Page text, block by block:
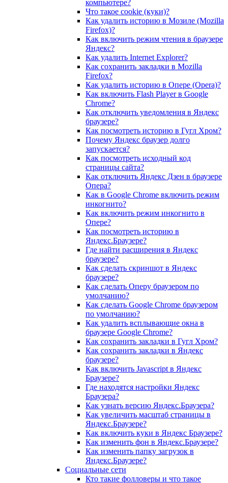
компьютере?
Что такое cookie (куки)?
Как удалить историю в Мозиле (Mozilla
Firefox)?
Как включить режим чтения в браузере
Яндекс?
Как удалить Internet Explorer?
Как сохранить закладки в Mozilla
Firefox?
Как удалить историю в Опере (Opera)?
Как включить Flash Player в Google
Chrome?
Как отключить уведомления в Яндекс
браузере?
Как посмотреть историю в Гугл Хром?
Почему Яндекс браузер долго
запускается?
Как посмотреть исходный код
страницы сайта?
Как отключить Яндекс Дзен в браузере
Опера?
Как в Google Chrome включить режим
инкогнито?
Как включить режим инкогнито в
Опере?
Как посмотреть историю в
Яндекс.Браузере?
Где найти расширения в Яндекс
браузере?
Как сделать скриншот в Яндекс
браузере?
Как сделать Оперу браузером по
умолчанию?
Как сделать Google Chrome браузером
по умолчанию?
Как удалить всплывающие окна в
браузере Google Chrome?
Как сохранить закладки в Гугл Хром?
Как сохранить закладки в Яндекс
браузере?
Как включить Javascript в Яндекс
Браузере?
Где находятся настройки Яндекс
Браузера?
Как узнать версию Яндекс.Браузера?
Как увеличить масштаб страницы в
Яндекс.Браузере?
Как включить куки в Яндекс Браузере?
Как изменить фон в Яндекс.Браузере?
Как изменить папку загрузок в
Яндекс.Браузере?
Социальные сети
Кто такие фолловеры и что такое